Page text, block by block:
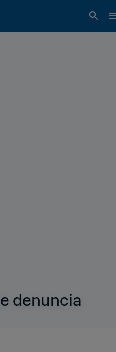
denuncia